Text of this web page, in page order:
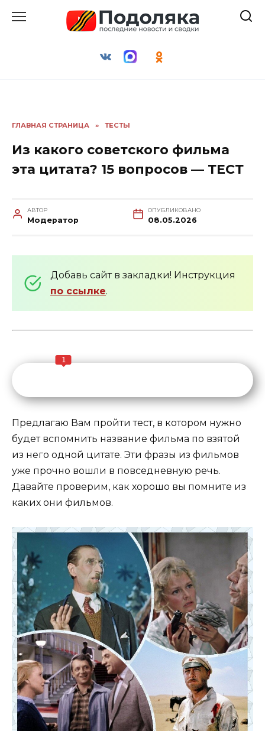
ГЛАВНАЯ СТРАНИЦА » ТЕСТЫ
Из какого советского фильма
эта цитата? 15 вопросов — ТЕСТ
АВТОР
Модератор
ОПУБЛИКОВАНО
08.05.2026
Добавь сайт в закладки! Инструкция
по ссылке.
1
Предлагаю Вам пройти тест, в котором нужно
будет вспомнить название фильма по взятой
из него одной цитате. Эти фразы из фильмов
уже прочно вошли в повседневную речь.
Давайте проверим, как хорошо вы помните из
каких они фильмов.